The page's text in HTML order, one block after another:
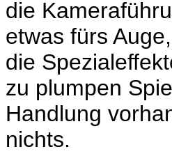
die
etwas fürs
die
zu plumpen
Handlung
nichts.